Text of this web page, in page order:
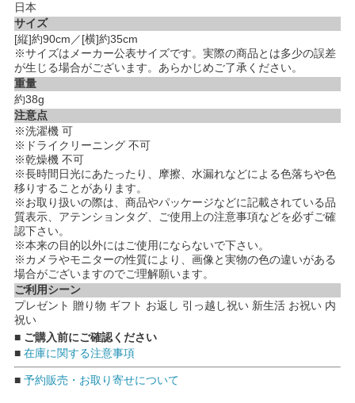
日本
サイズ
[縦]約90cm／[横]約35cm
※サイズはメーカー公表サイズです。実際の商品とは多少の誤差
が生じる場合がございます。あらかじめご了承ください。
重量
約38g
注意点
※洗濯機 可
※ドライクリーニング 不可
※乾燥機 不可
※長時間日光にあたったり、摩擦、水漏れなどによる色落ちや色
移りすることがあります。
※お取り扱いの際は、商品やパッケージなどに記載されている品
質表示、アテンションタグ、ご使用上の注意事項などを必ずご確
認下さい。
※本来の目的以外にはご使用にならないで下さい。
※カメラやモニターの性質により、画像と実物の色の違いがある
場合がございますのでご理解願います。
ご利用シーン
プレゼント 贈り物 ギフト お返し 引っ越し祝い 新生活 お祝い 内
祝い
■ ご購入前にご確認ください
■ 在庫に関する注意事項
■ 予約販売・お取り寄せについて